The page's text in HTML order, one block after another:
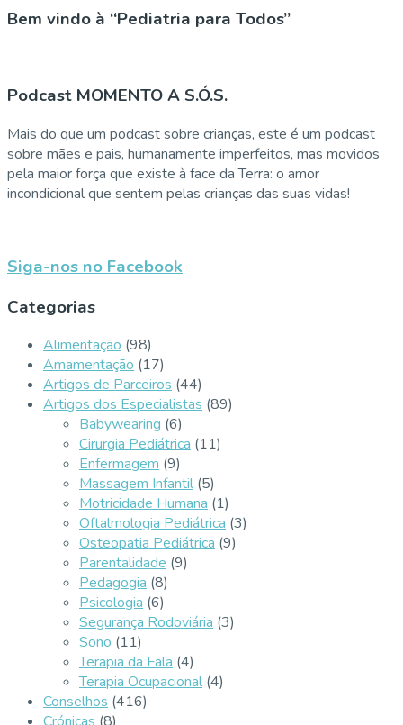
Bem vindo à “Pediatria para Todos”
Podcast MOMENTO A S.Ó.S.
Mais do que um podcast sobre crianças, este é um podcast
sobre mães e pais, humanamente imperfeitos, mas movidos
pela maior força que existe à face da Terra: o amor
incondicional que sentem pelas crianças das suas vidas!
Siga-nos no Facebook
Categorias
Alimentação (98)
Amamentação (17)
Artigos de Parceiros (44)
Artigos dos Especialistas (89)
Babywearing (6)
Cirurgia Pediátrica (11)
Enfermagem (9)
Massagem Infantil (5)
Motricidade Humana (1)
Oftalmologia Pediátrica (3)
Osteopatia Pediátrica (9)
Parentalidade (9)
Pedagogia (8)
Psicologia (6)
Segurança Rodoviária (3)
Sono (11)
Terapia da Fala (4)
Terapia Ocupacional (4)
Conselhos (416)